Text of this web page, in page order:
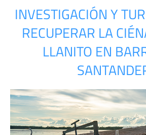
INVESTIGACIÓN Y
RECUPERAR LA
LLANITO EN